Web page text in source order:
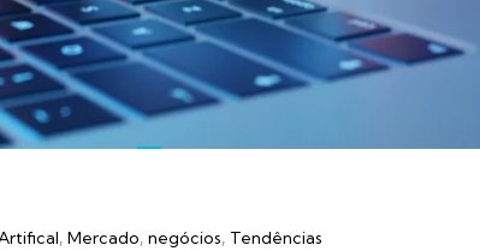
Mercado negócios Tendências